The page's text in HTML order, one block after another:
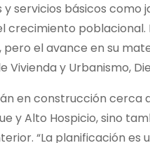
servicios básicos como
crecimiento poblacional.
el avance en su
y Urbanismo,
en construcción cerca
y Alto Hospicio, sino
“La planificación es